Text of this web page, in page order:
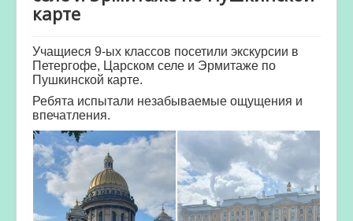
карте
Учащиеся 9-ых классов посетили экскурсии в
Петергофе, Царском селе и Эрмитаже по
Пушкинской карте.
Ребята испытали незабываемые ощущения и
впечатления.